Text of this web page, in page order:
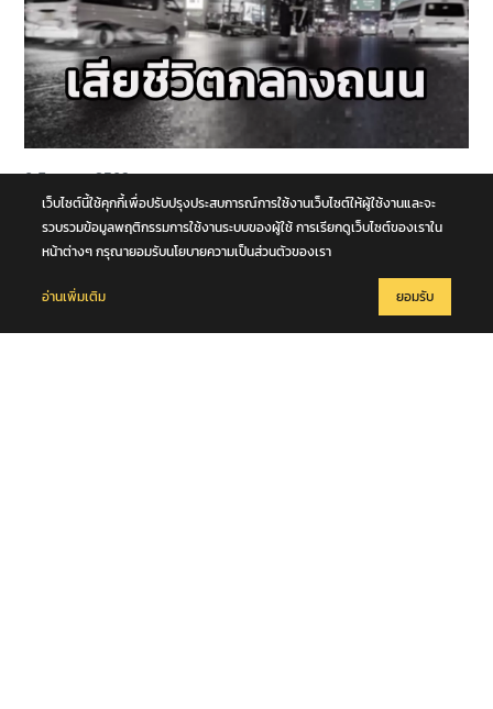
6 สิงหาคม 2569
หนุ่มวัย 42 ปีข้ามถนน ถูกรถตู้เฉี่ยวชนร่างกระเด็น รถบัสตามหลังทับซ้ำ
เสียชีวิตกลางถนนพหลโยธิน จ.ปทุมธานี
เว็บไซต์นี้ใช้คุกกี้เพื่อปรับปรุงประสบการณ์การใช้งานเว็บไซต์ให้ผู้ใช้งานและจะ
รวบรวมข้อมูลพฤติกรรมการใช้งานระบบของผู้ใช้ การเรียกดูเว็บไซต์ของเราใน
หน้าต่างๆ กรุณายอมรับนโยบายความเป็นส่วนตัวของเรา
อ่านเพิ่มเติม ยอมรับ